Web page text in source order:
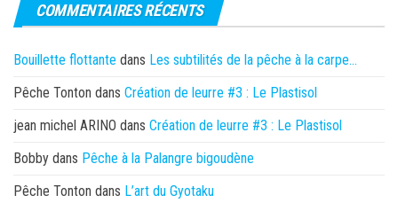
COMMENTAIRES RÉCENTS
Bouillette flottante dans Les subtilités de la pêche à la carpe…
Pêche Tonton dans Création de leurre #3 : Le Plastisol
jean michel ARINO dans Création de leurre #3 : Le Plastisol
Bobby dans Pêche à la Palangre bigoudène
Pêche Tonton dans L’art du Gyotaku